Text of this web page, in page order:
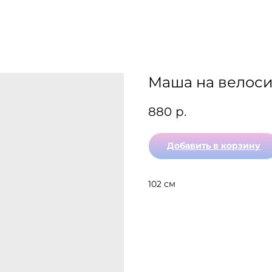
Маша на
880 р.
Добавить в корзину
102 см